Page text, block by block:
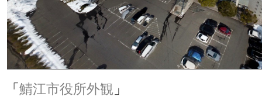
「鯖江市役所外観 」